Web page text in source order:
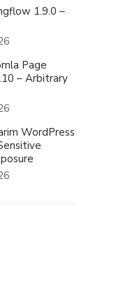
1.9.0 –
Page
– Arbitrary
WordPress